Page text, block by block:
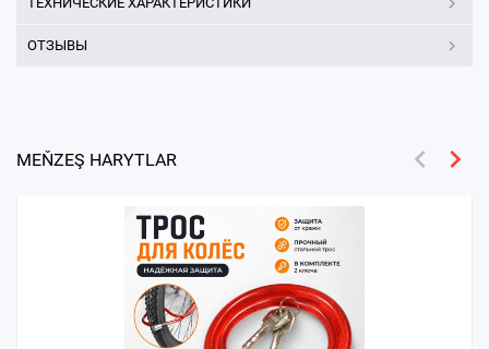
ОТЗЫВЫ
MEŇZEŞ HARYTLAR